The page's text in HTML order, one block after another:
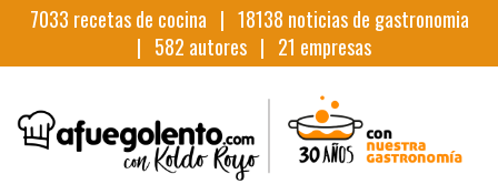
7033 recetas de cocina | 18138 noticias de gastronomia
| 582 autores | 21 empresas